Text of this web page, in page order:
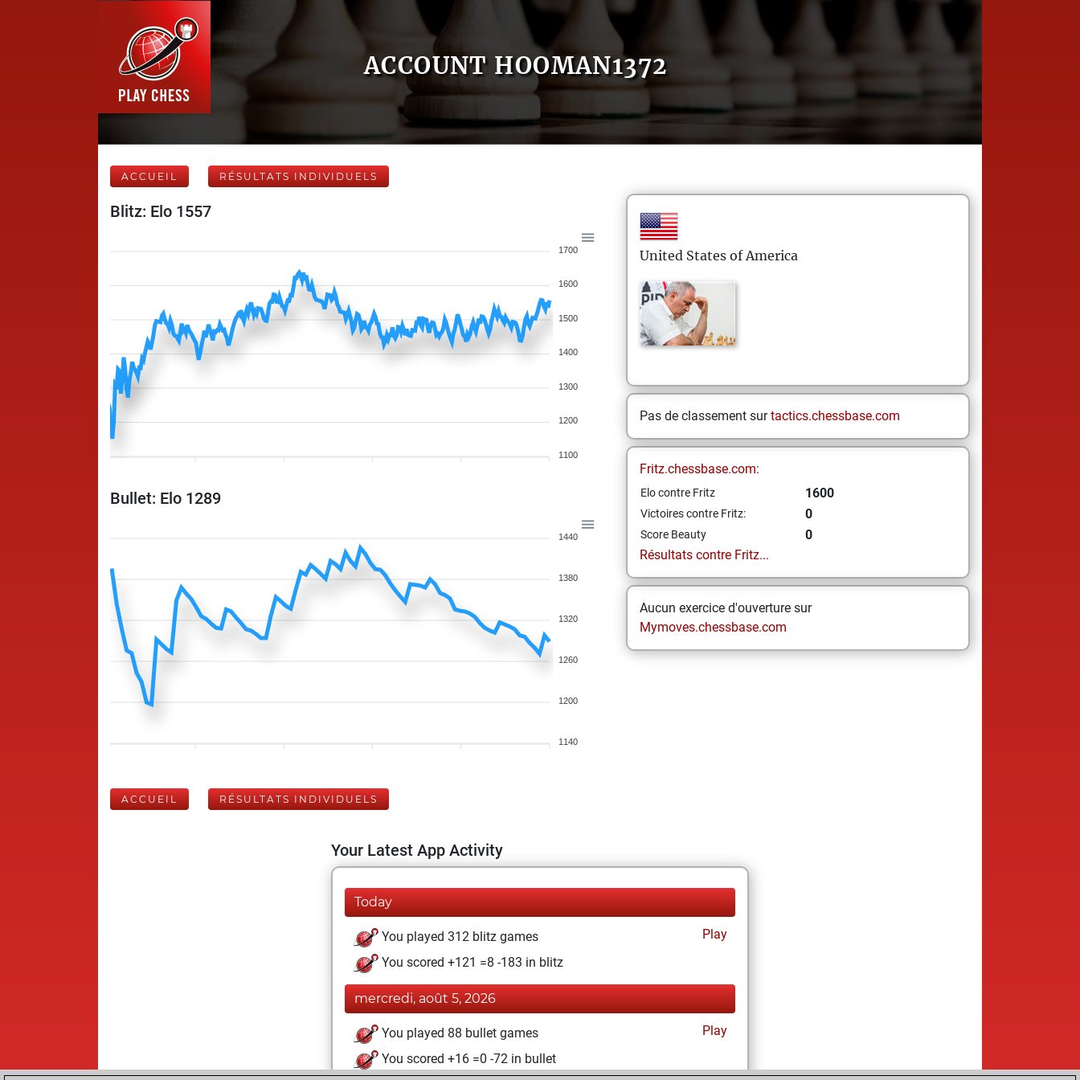
ACCOUNT HOOMAN1372
ACCUEIL RÉSULTATS INDIVIDUELS
Blitz: Elo 1557
1700
1600
1500
1400
1300
1200
1100
Bullet: Elo 1289
1440
1380
1320
1260
1200
1140
United States of America
Pas de classement surtactics.chessbase.com
Fritz.chessbase.com:
Elo contre Fritz 1600
Victoires contre Fritz: 0
Score Beauty
0
Résultats contre Fritz...
Aucun exercice d'ouverture sur
Mymoves.chessbase.com
ACCUEIL RÉSULTATS INDIVIDUELS
Your Latest App Activity
Today
You played 312 blitz games
Play
You scored +121 =8 -183 in blitz
mercredi, août 5, 2026
You played 88 bullet games
Play
You scored +16 =0 -72 in bullet